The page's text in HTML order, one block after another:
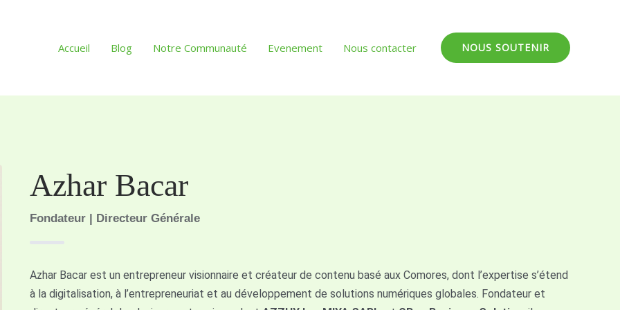
Accueil Blog Notre Communauté Evenement Nous contacter NOUS SOUTENIR
Azhar Bacar
Fondateur | Directeur Générale
Azhar Bacar est un entrepreneur visionnaire et créateur de contenu basé aux Comores, dont l’expertise s’étend
à la digitalisation, à l’entrepreneuriat et au développement de solutions numériques globales. Fondateur et